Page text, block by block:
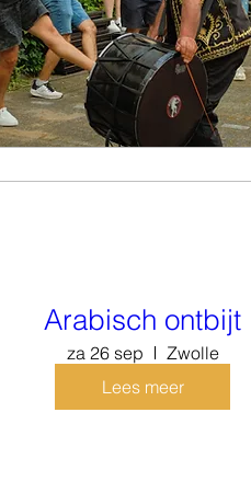
Arabisch ontbijt
za 26 sep
Zwolle
Lees meer